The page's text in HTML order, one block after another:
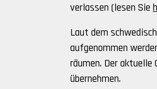
verlassen (lesen Sie
Laut dem
aufgenommen
räumen. Der
übernehmen.